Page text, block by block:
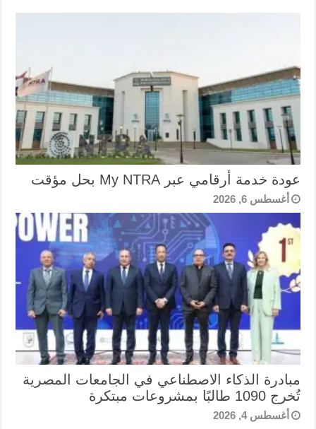
عودة خدمة أرقامي عبر My NTRA بحل مؤقت
أغسطس 6, 2026
مبادرة الذكاء الاصطناعي في الجامعات المصرية
تُخرج 1090 طالبًا بمشروعات مبتكرة
أغسطس 4, 2026